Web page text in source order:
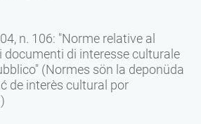
n. 106: "Norme relative al
documenti di interesse culturale
(Normes sön la deponüda
de interès cultural por